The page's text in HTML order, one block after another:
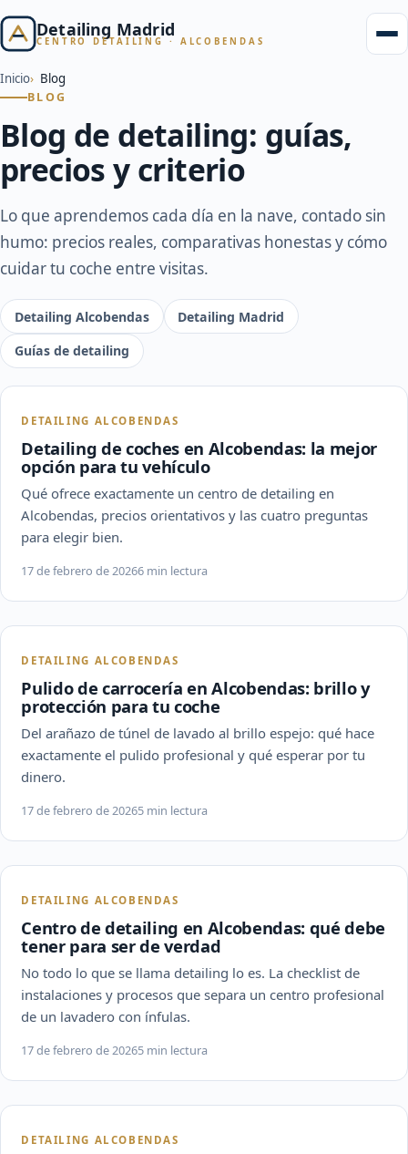
Detailing Madrid
CENTRO DETAILING · ALCOBENDAS
Inicio Blog
BLOG
Blog de detailing: guías,
precios y criterio
Lo que aprendemos cada día en la nave, contado sin
humo: precios reales, comparativas honestas y cómo
cuidar tu coche entre visitas.
Detailing Alcobendas
Detailing Madrid
Guías de detailing
DETAILING ALCOBENDAS
Detailing de coches en Alcobendas: la mejor
opción para tu vehículo
Qué ofrece exactamente un centro de detailing en
Alcobendas, precios orientativos y las cuatro preguntas
para elegir bien.
17 de febrero de 20266 min lectura
DETAILING ALCOBENDAS
Pulido de carrocería en Alcobendas: brillo y
protección para tu coche
Del arañazo de túnel de lavado al brillo espejo: qué hace
exactamente el pulido profesional y qué esperar por tu
dinero.
17 de febrero de 20265 min lectura
DETAILING ALCOBENDAS
Centro de detailing en Alcobendas: qué debe
tener para ser de verdad
No todo lo que se llama detailing lo es. La checklist de
instalaciones y procesos que separa un centro profesional
de un lavadero con ínfulas.
17 de febrero de 20265 min lectura
DETAILING ALCOBENDAS